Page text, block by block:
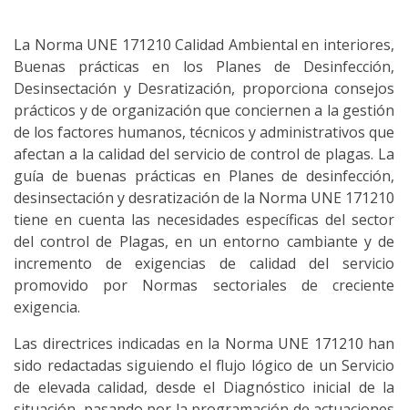
La Norma UNE 171210 Calidad Ambiental en interiores,
Buenas prácticas en los Planes de Desinfección,
Desinsectación y Desratización, proporciona consejos
prácticos y de organización que conciernen a la gestión
de los factores humanos, técnicos y administrativos que
afectan a la calidad del servicio de control de plagas. La
guía de buenas prácticas en Planes de desinfección,
desinsectación y desratización de la Norma UNE 171210
tiene en cuenta las necesidades específicas del sector
del control de Plagas, en un entorno cambiante y de
incremento de exigencias de calidad del servicio
promovido por Normas sectoriales de creciente
exigencia.
Las directrices indicadas en la Norma UNE 171210 han
sido redactadas siguiendo el flujo lógico de un Servicio
de elevada calidad, desde el Diagnóstico inicial de la